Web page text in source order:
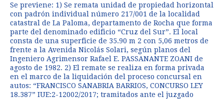
Se previene: 1) Se remata unidad de propiedad horizontal
con padrón individual número 217/001 de la localidad
catastral de La Paloma, departamento de Rocha que forma
parte del denominado edificio “Cruz del Sur”. El local
consta de una superficie de 35.90 m 2 con 5,06 metros de
frente a la Avenida Nicolás Solari, según planos del
Ingeniero Agrimensor Rafael E. PASSANANTE ZOANI de
agosto de 1982. 2) El remate se realiza en forma privada
en el marco de la liquidación del proceso concursal en
autos: “FRANCISCO SANABRIA BARRIOS, CONCURSO LEY
18.387” IUE:2-12002/2017; tramitados ante el juzgado